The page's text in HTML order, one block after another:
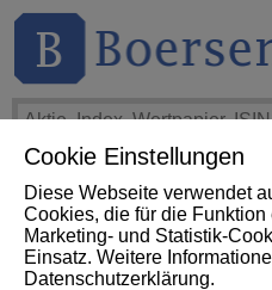
Cookie Einstellungen
Diese Webseite verwendet
Cookies, die für die Funktion
Marketing- und Statistik-
Einsatz. Weitere
Datenschutzerklärung.
THEMEN HOT-STOCKS
Impact News +++
Umsatz beschleunigt und
(IT-Times) +++ FASTLY Aktie -